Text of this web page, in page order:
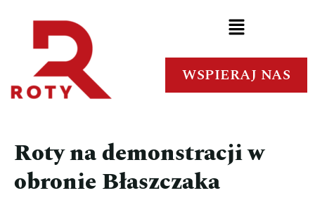
WSPIERAJ NAS
Roty na demonstracji w
obronie Błaszczaka